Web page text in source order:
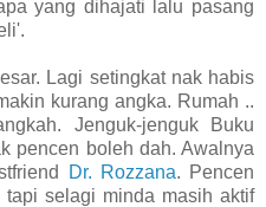
yang dihajati lalu pasang
Lagi setingkat nak habis
kurang angka. Rumah ..
Jenguk-jenguk Buku
pencen boleh dah. Awalnya
Dr. Rozzana. Pencen
selagi minda masih aktif